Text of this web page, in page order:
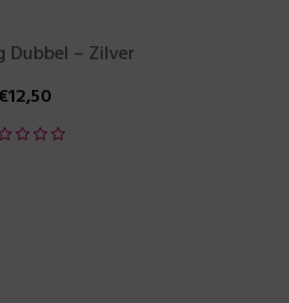
Dubbel – Zilver
12,50